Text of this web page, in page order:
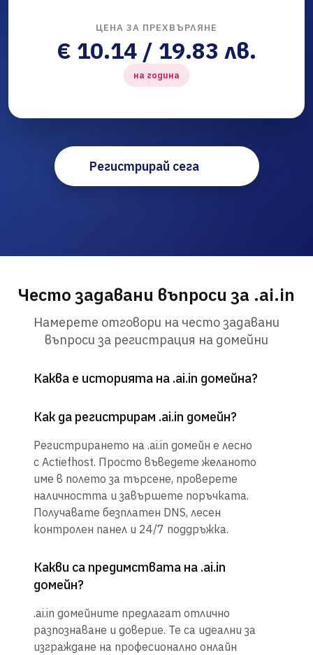
ЦЕНА ЗА ПРЕХВЪРЛЯНЕ
€ 10.14 / 19.83 лв.
на година
Регистрирай сега
Често задавани въпроси за .ai.in
Намерете отговори на често задавани
въпроси за регистрация на домейни
Каква е историята на .ai.in домейна?
Как да регистрирам .ai.in домейн?
Регистрирането на .ai.in домейн е лесно
с Actiefhost. Просто въведете желаното
име в полето за търсене, проверете
наличността и завършете поръчката.
Получавате безплатен DNS, лесен
контролен панел и 24/7 поддръжка.
Какви са предимствата на .ai.in
домейн?
.ai.in домейните предлагат отлично
разпознаване и доверие. Те са идеални за
изграждане на професионално онлайн